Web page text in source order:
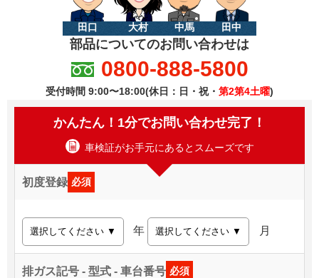
田口 大村 中馬 田中
部品についてのお問い合わせは
0800-888-5800
受付時間 9:00〜18:00(休日：日・祝・ 第2第4土曜)
かんたん！1分でお問い合わせ完了！
車検証がお手元にあるとスムーズです
初度登録 必須
年 月
排ガス記号 - 型式 - 車台番号 必須